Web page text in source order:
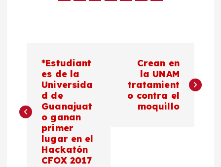
v
e
*Estudiant
es de la
Universida
d de
Guanajuat
o ganan
primer
lugar en el
Hackatón
CFOX 2017
Crean en
la UNAM
tratamient
o contra el
moquillo